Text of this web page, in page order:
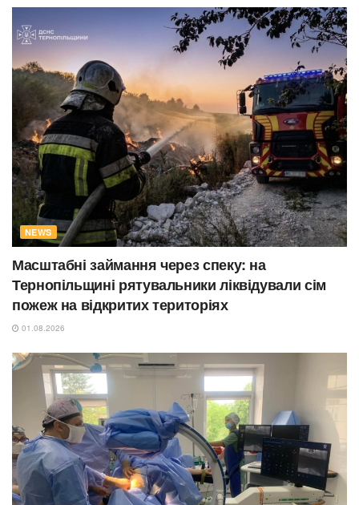
NEWS
Масштабні займання через спеку: на
Тернопільщині рятувальники ліквідували сім
пожеж на відкритих територіях
01.08.2026